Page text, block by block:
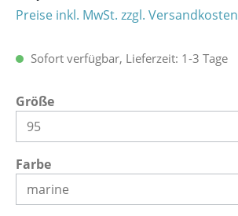
Preise inkl. MwSt. zzgl. Versandkosten
Sofort verfügbar, Lieferzeit: 1-3 Tage
Größeauswählen
Farbeauswählen